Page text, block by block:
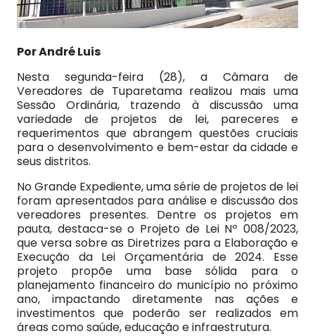
Por André Luis
Nesta segunda-feira (28), a Câmara de
Vereadores de Tuparetama realizou mais uma
Sessão Ordinária, trazendo à discussão uma
variedade de projetos de lei, pareceres e
requerimentos que abrangem questões cruciais
para o desenvolvimento e bem-estar da cidade e
seus distritos.
No Grande Expediente, uma série de projetos de lei
foram apresentados para análise e discussão dos
vereadores presentes. Dentre os projetos em
pauta, destaca-se o Projeto de Lei Nº 008/2023,
que versa sobre as Diretrizes para a Elaboração e
Execução da Lei Orçamentária de 2024. Esse
projeto propõe uma base sólida para o
planejamento financeiro do município no próximo
ano, impactando diretamente nas ações e
investimentos que poderão ser realizados em
áreas como saúde, educação e infraestrutura.